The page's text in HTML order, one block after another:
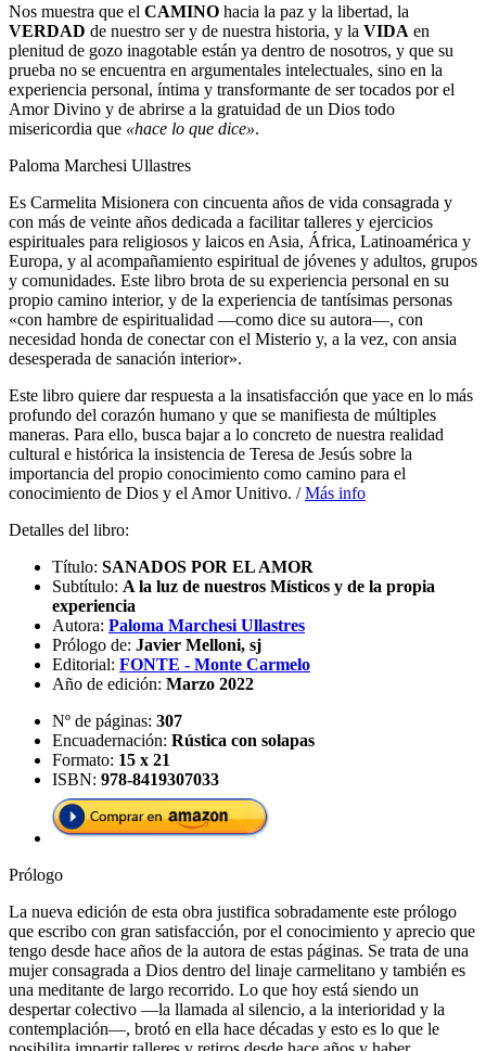
Nos muestra que el CAMINO hacia la paz y la libertad, la
VERDAD de nuestro ser y de nuestra historia, y la VIDA en
plenitud de gozo inagotable están ya dentro de nosotros, y que su
prueba no se encuentra en argumentales intelectuales, sino en la
experiencia personal, íntima y transformante de ser tocados por el
Amor Divino y de abrirse a la gratuidad de un Dios todo
misericordia que «hace lo que dice».
Paloma Marchesi Ullastres
Es Carmelita Misionera con cincuenta años de vida consagrada y
con más de veinte años dedicada a facilitar talleres y ejercicios
espirituales para religiosos y laicos en Asia, África, Latinoamérica y
Europa, y al acompañamiento espiritual de jóvenes y adultos, grupos
y comunidades. Este libro brota de su experiencia personal en su
propio camino interior, y de la experiencia de tantísimas personas
«con hambre de espiritualidad ―como dice su autora―, con
necesidad honda de conectar con el Misterio y, a la vez, con ansia
desesperada de sanación interior».
Este libro quiere dar respuesta a la insatisfacción que yace en lo más
profundo del corazón humano y que se manifiesta de múltiples
maneras. Para ello, busca bajar a lo concreto de nuestra realidad
cultural e histórica la insistencia de Teresa de Jesús sobre la
importancia del propio conocimiento como camino para el
conocimiento de Dios y el Amor Unitivo. /Más info
Detalles del libro:
Título: SANADOS POR EL AMOR
Subtítulo: A la luz de nuestros Místicos y de la propia
experiencia
Autora: Paloma Marchesi Ullastres
Prólogo de: Javier Melloni, sj
Editorial: FONTE - Monte Carmelo
Año de edición: Marzo 2022
Nº de páginas: 307
Encuadernación: Rústica con solapas
Formato: 15 x 21
ISBN: 978-8419307033
Prólogo
La nueva edición de esta obra justifica sobradamente este prólogo
que escribo con gran satisfacción, por el conocimiento y aprecio que
tengo desde hace años de la autora de estas páginas. Se trata de una
mujer consagrada a Dios dentro del linaje carmelitano y también es
una meditante de largo recorrido. Lo que hoy está siendo un
despertar colectivo ―la llamada al silencio, a la interioridad y la
contemplación―, brotó en ella hace décadas y esto es lo que le